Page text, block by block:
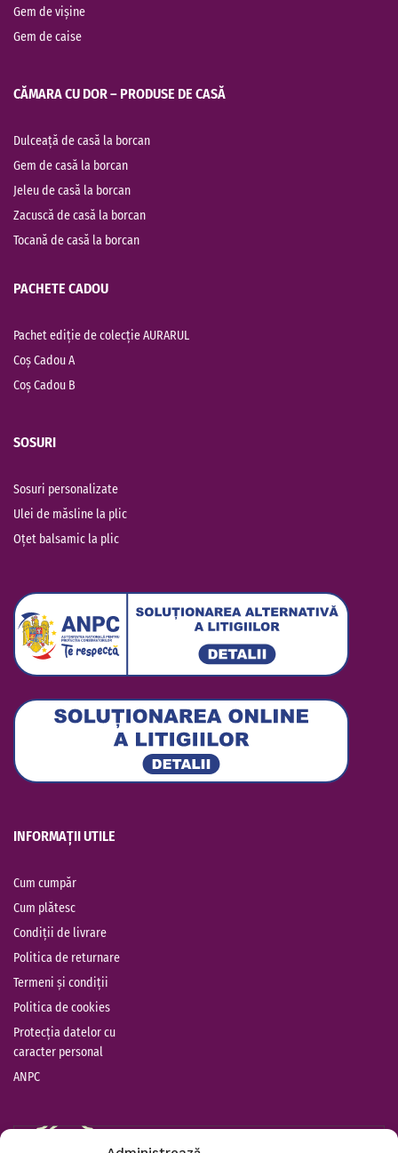
Gem de vișine
Gem de caise
CĂMARA CU DOR – PRODUSE DE CASĂ
Dulceață de casă la borcan
Gem de casă la borcan
Jeleu de casă la borcan
Zacuscă de casă la borcan
Tocană de casă la borcan
PACHETE CADOU
Pachet ediție de colecție AURARUL
Coș Cadou A
Coș Cadou B
SOSURI
Sosuri personalizate
Ulei de măsline la plic
Oțet balsamic la plic
INFORMAȚII UTILE
Cum cumpăr
Cum plătesc
Condiții de livrare
Politica de returnare
Termeni și condiții
Politica de cookies
Protecția datelor cu
caracter personal
ANPC